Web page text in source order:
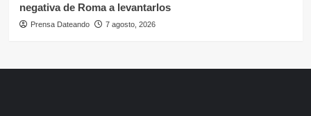
negativa de Roma a levantarlos
Prensa Dateando 7 agosto, 2026